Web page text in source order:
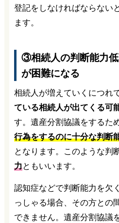
登記をしなければならない
ます。
③相続人の判断能力
が困難になる
相続人が増えていくにつれて
ている相続人が出てくる可
す。遺産分割協議をするた
行為をするのに十分な判断
となります。このような判
力ともいいます。
認知症などで判断能力を欠
っしゃる場合、その方との
できません。遺産分割協議